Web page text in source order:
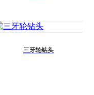
三牙轮钻头